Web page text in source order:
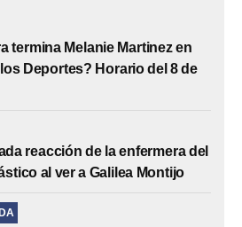
termina Melanie Martinez en
Deportes? Horario del 8 de
reacción de la enfermera del
al ver a Galilea Montijo